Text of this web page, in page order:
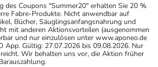
des Coupons "Summer20" erhalten Sie 20 %
Fabre-Produkte. Nicht anwendbar auf
Bücher, Säuglingsanfangsnahrung und
mit anderen Aktionsvorteilen (ausgenommen
und nur einzulösen unter www.aponeo.de
App. Gültig: 27.07.2026 bis 09.08.2026. Nur
Wir behalten uns vor, die Aktion früher